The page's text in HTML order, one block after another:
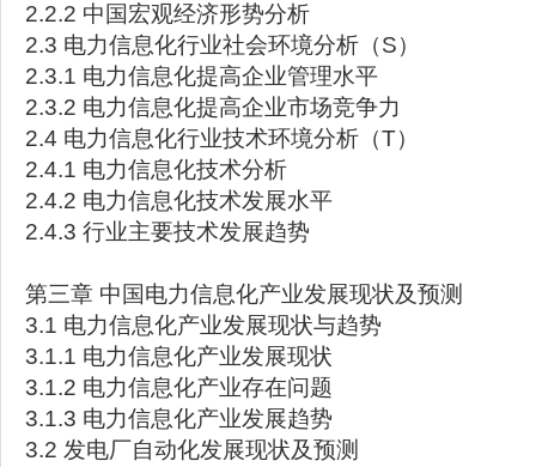
2.2.2 中国宏观经济形势分析
2.3 电力信息化行业社会环境分析（S）
2.3.1 电力信息化提高企业管理水平
2.3.2 电力信息化提高企业市场竞争力
2.4 电力信息化行业技术环境分析（T）
2.4.1 电力信息化技术分析
2.4.2 电力信息化技术发展水平
2.4.3 行业主要技术发展趋势
第三章 中国电力信息化产业发展现状及预测
3.1 电力信息化产业发展现状与趋势
3.1.1 电力信息化产业发展现状
3.1.2 电力信息化产业存在问题
3.1.3 电力信息化产业发展趋势
3.2 发电厂自动化发展现状及预测